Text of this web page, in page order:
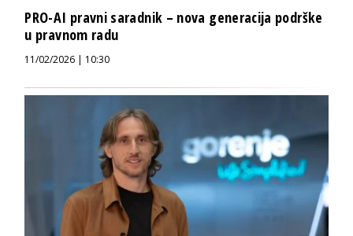
PRO-AI pravni saradnik – nova generacija podrške
u pravnom radu
11/02/2026 | 10:30